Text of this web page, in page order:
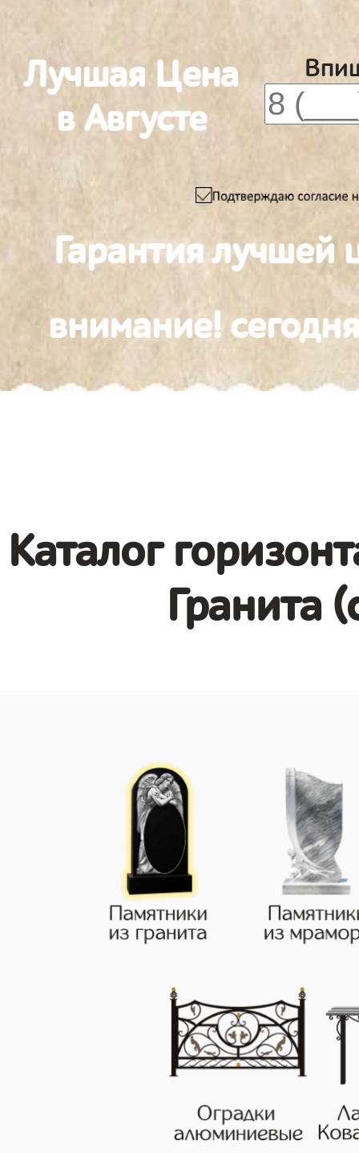
Лучшая Цена
в Августе
Гарантия лучшей
внимание!
Каталог
Гранита